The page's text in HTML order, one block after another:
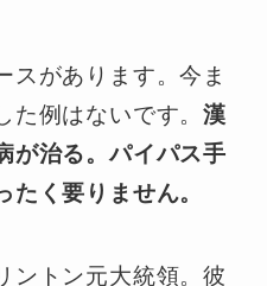
スがあります。今ま
た例はないです。漢
が治る。パイパス手
く要りません。
ントン元大統領。彼